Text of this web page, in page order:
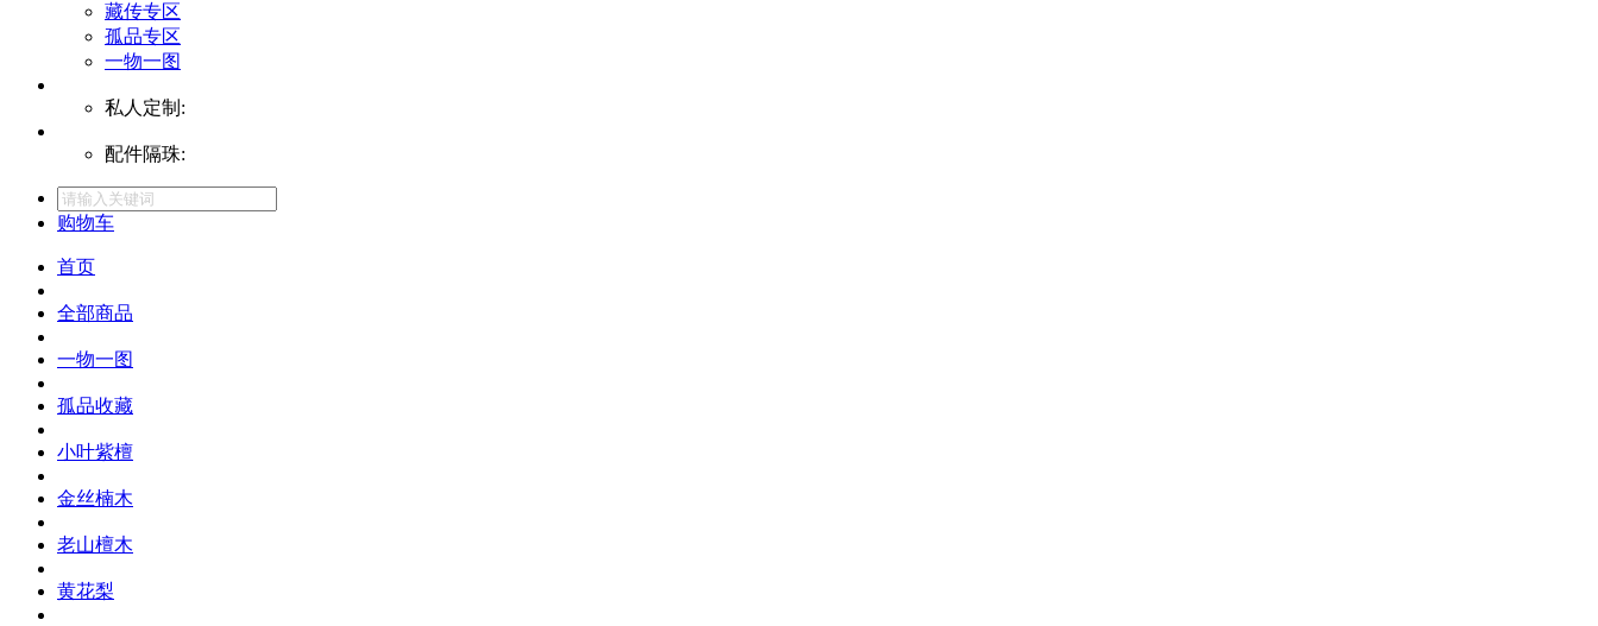
藏传专区
孤品专区
一物一图
私人定制:
配件隔珠:
购物车
首页
全部商品
一物一图
孤品收藏
小叶紫檀
金丝楠木
老山檀木
黄花梨